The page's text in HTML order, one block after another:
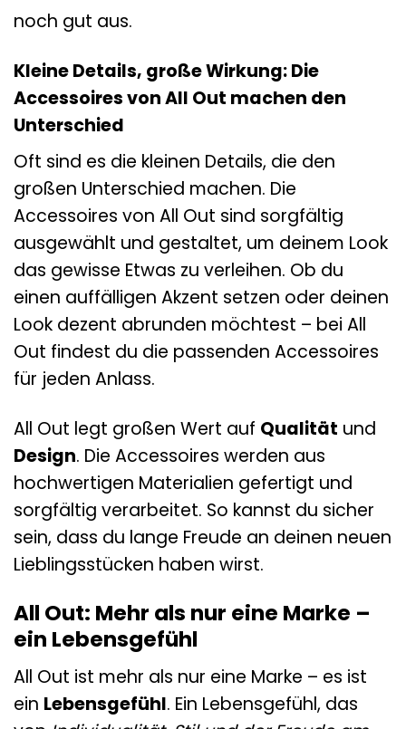
noch gut aus.
Kleine Details, große Wirkung: Die
Accessoires von All Out machen den
Unterschied
Oft sind es die kleinen Details, die den
großen Unterschied machen. Die
Accessoires von All Out sind sorgfältig
ausgewählt und gestaltet, um deinem Look
das gewisse Etwas zu verleihen. Ob du
einen auffälligen Akzent setzen oder deinen
Look dezent abrunden möchtest – bei All
Out findest du die passenden Accessoires
für jeden Anlass.
All Out legt großen Wert auf Qualität und
Design. Die Accessoires werden aus
hochwertigen Materialien gefertigt und
sorgfältig verarbeitet. So kannst du sicher
sein, dass du lange Freude an deinen neuen
Lieblingsstücken haben wirst.
All Out: Mehr als nur eine Marke –
ein Lebensgefühl
All Out ist mehr als nur eine Marke – es ist
ein Lebensgefühl. Ein Lebensgefühl, das